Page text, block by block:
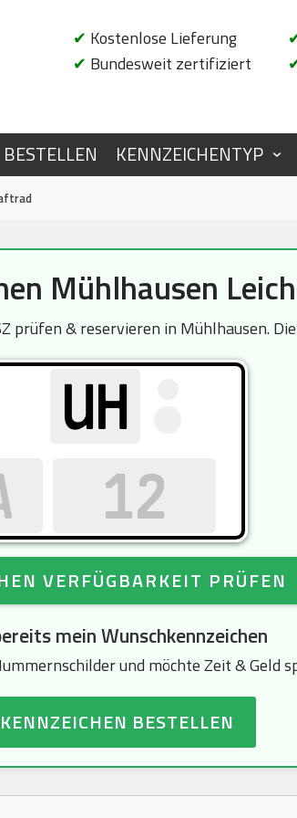
✔ Kostenlose Lieferung
✔ Bundesweit zertifiziert
KENNZEICHENTYP
Mühlhausen
prüfen & reservieren in Mühlhausen.
VERFÜGBARKEIT PRÜFEN
mein Wunschkennzeichen
und möchte Zeit & Geld
BESTELLEN